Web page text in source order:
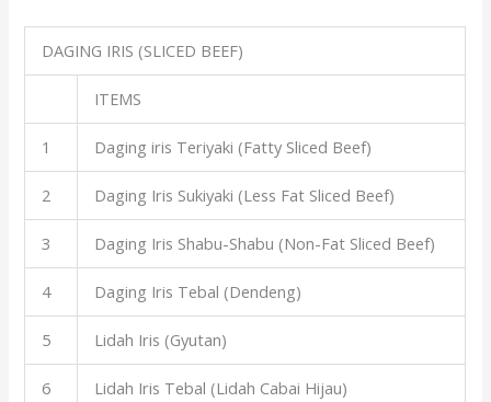
DAGING IRIS (SLICED BEEF)
ITEMS
1 Daging iris Teriyaki (Fatty Sliced Beef)
2 Daging Iris Sukiyaki (Less Fat Sliced Beef)
3 Daging Iris Shabu-Shabu (Non-Fat Sliced Beef)
4 Daging Iris Tebal (Dendeng)
5 Lidah Iris (Gyutan)
6 Lidah Iris Tebal (Lidah Cabai Hijau)